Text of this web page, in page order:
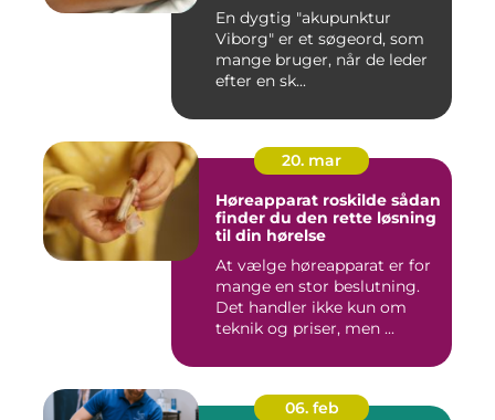
En dygtig "akupunktur
Viborg" er et søgeord, som
mange bruger, når de leder
efter en sk...
20. mar
Høreapparat roskilde sådan
finder du den rette løsning
til din hørelse
At vælge høreapparat er for
mange en stor beslutning.
Det handler ikke kun om
teknik og priser, men ...
06. feb